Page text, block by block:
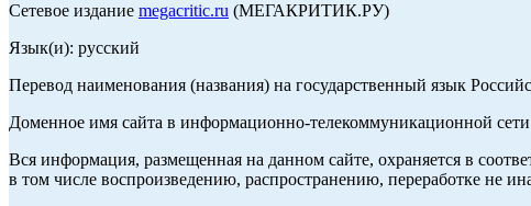
Сетевое издание megacritic.ru (МЕГАКРИТИК.РУ)
Язык(и): русский
Перевод наименования (названия) на государственный язык
Доменное имя сайта в информационно-телекоммуникационной сети
Вся информация, размещенная на данном сайте, охраняется в
в том числе воспроизведению, распространению, переработке не